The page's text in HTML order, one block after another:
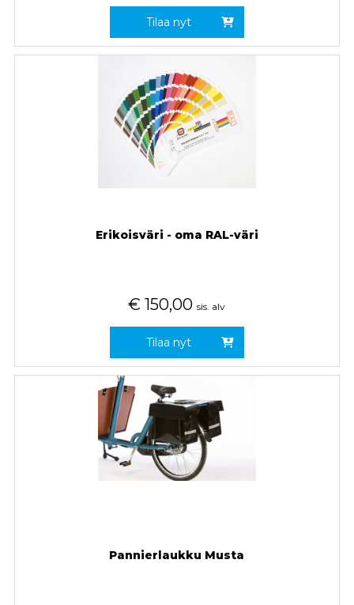
Tilaa nyt
Erikoisväri - oma RAL-väri
€ 150,00 sis. alv
Tilaa nyt
Pannierlaukku Musta